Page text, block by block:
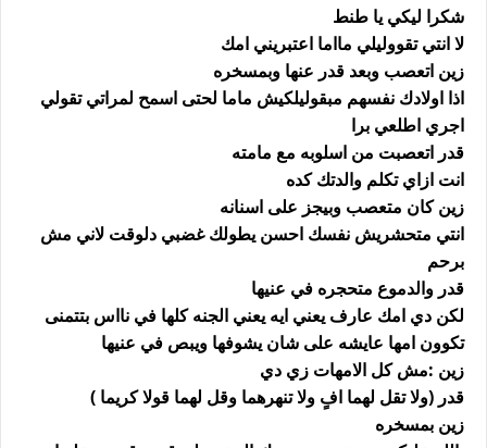
شكرا ليكي يا طنط
لا انتي تقووليلي مااما اعتبريني امك
زين اتعصب وبعد قدر عنها وبمسخره
اذا اولادك نفسهم مبقوليلكيش ماما لحتى اسمح لمراتي تقولي
اجري اطلعي برا
قدر اتعصبت من اسلوبه مع مامته
انت ازاي تكلم والدتك كده
زين كان متعصب وبيجز على اسنانه
انتي متحشريش نفسك احسن يطولك غضبي دلوقت لاني مش
برحم
قدر والدموع متحجره في عنيها
لكن دي امك عارف يعني ايه يعني الجنه كلها في نااس بتتمنى
تكوون امها عايشه على شان يشوفها ويبص في عنيها
زين :مش كل الامهات زي دي
قدر (ولا تقل لهما افٍ ولا تنهرهما وقل لهما قولا كريما )
زين بمسخره